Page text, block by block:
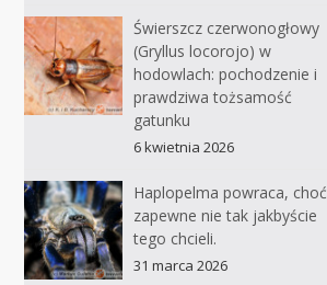
Świerszcz czerwonogłowy
(Gryllus locorojo) w
hodowlach: pochodzenie i
prawdziwa tożsamość
gatunku
6 kwietnia 2026
Haplopelma powraca, choć
zapewne nie tak jakbyście
tego chcieli.
31 marca 2026